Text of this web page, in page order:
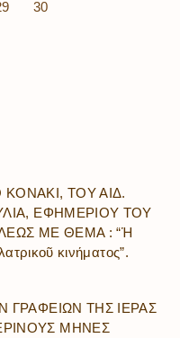
30
ΤΟΥ ΑΙΔ.
ΕΦΗΜΕΡΙΟΥ ΤΟΥ
ΜΕ ΘΕΜΑ : “Ἡ
κινήματος”.
ΓΡΑΦΕΙΩΝ ΤΗΣ ΙΕΡΑΣ
ΜΗΝΕΣ